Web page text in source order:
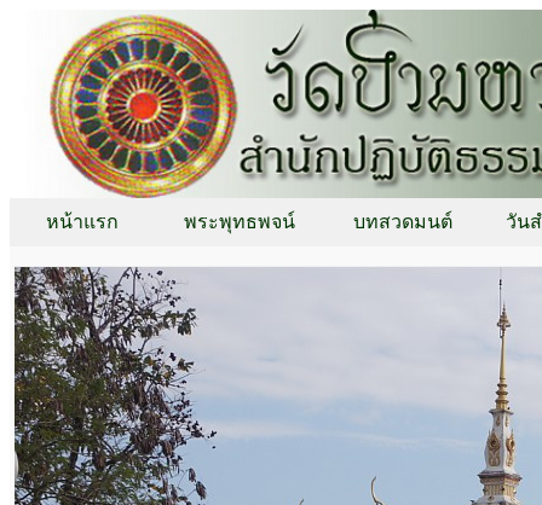
หน้าแรก พระพุทธพจน์ บทสวดมนต์ วัน